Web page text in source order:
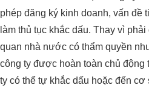
phép đăng ký kinh doanh, vấn đề
làm thủ tục khắc dấu. Thay vì
quan nhà nước có thẩm quyền
công ty được hoàn toàn chủ động
ty có thể tự khắc dấu hoặc đến